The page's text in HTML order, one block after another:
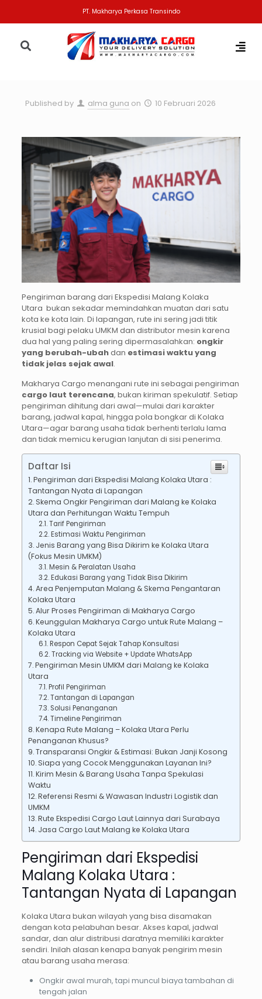
PT. Makharya Perkasa Transindo
Published by alma guna on 10 Februari 2026
Pengiriman barang dari Ekspedisi Malang Kolaka
Utara bukan sekadar memindahkan muatan dari satu
kota ke kota lain. Di lapangan, rute ini sering jadi titik
krusial bagi pelaku UMKM dan distributor mesin karena
dua hal yang paling sering dipermasalahkan: ongkir
yang berubah-ubahdan estimasi waktu yang
tidak jelas sejak awal.
Makharya Cargo menangani rute ini sebagai pengiriman
cargo laut terencana, bukan kiriman spekulatif. Setiap
pengiriman dihitung dari awal—mulai dari karakter
barang, jadwal kapal, hingga pola bongkar di Kolaka
Utara—agar barang usaha tidak berhenti terlalu lama
dan tidak memicu kerugian lanjutan di sisi penerima.
Daftar Isi
Pengiriman dari Ekspedisi Malang Kolaka Utara :
Tantangan Nyata di Lapangan
Skema Ongkir Pengiriman dari Malang ke Kolaka
Utara dan Perhitungan Waktu Tempuh
Tarif Pengiriman
Estimasi Waktu Pengiriman
Jenis Barang yang Bisa Dikirim ke Kolaka Utara
(Fokus Mesin UMKM)
Mesin & Peralatan Usaha
Edukasi Barang yang Tidak Bisa Dikirim
Area Penjemputan Malang & Skema Pengantaran
Kolaka Utara
Alur Proses Pengiriman di Makharya Cargo
Keunggulan Makharya Cargo untuk Rute Malang –
Kolaka Utara
Respon Cepat Sejak Tahap Konsultasi
Tracking via Website + Update WhatsApp
Pengiriman Mesin UMKM dari Malang ke Kolaka
Utara
Profil Pengiriman
Tantangan di Lapangan
Solusi Penanganan
Timeline Pengiriman
Kenapa Rute Malang – Kolaka Utara Perlu
Penanganan Khusus?
Transparansi Ongkir & Estimasi: Bukan Janji Kosong
Siapa yang Cocok Menggunakan Layanan Ini?
Kirim Mesin & Barang Usaha Tanpa Spekulasi
Waktu
Referensi Resmi & Wawasan Industri Logistik dan
UMKM
Rute Ekspedisi Cargo Laut Lainnya dari Surabaya
Jasa Cargo Laut Malang ke Kolaka Utara
Pengiriman dari Ekspedisi
Malang Kolaka Utara :
Tantangan Nyata di Lapangan
Kolaka Utara bukan wilayah yang bisa disamakan
dengan kota pelabuhan besar. Akses kapal, jadwal
sandar, dan alur distribusi daratnya memiliki karakter
sendiri. Inilah alasan kenapa banyak pengirim mesin
atau barang usaha merasa:
Ongkir awal murah, tapi muncul biaya tambahan di
tengah jalan